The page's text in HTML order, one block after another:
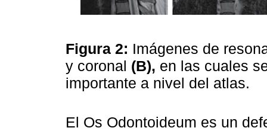
Figura 2: Imágenes de
y coronal (B), en las cuales
importante a nivel del atlas.
El Os Odontoideum es un